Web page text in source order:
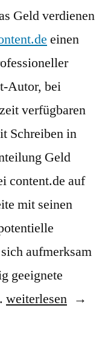
Geld verdienen
einen
Autor, bei
verfügbaren
Schreiben in
Geld
content.de auf
mit seinen
aufmerksam
geeignete
„Geld
weiterlesen